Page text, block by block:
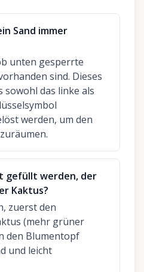
Sand immer
unten gesperrte
sind. Dieses
sowohl das linke als
werden, um den
gefüllt werden, der
Kaktus?
zuerst den
(mehr grüner
den Blumentopf
und leicht